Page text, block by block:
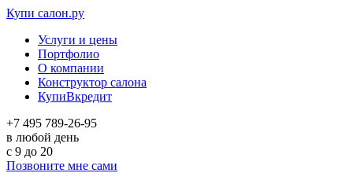
Купи салон.ру
Услуги и цены
Портфолио
О компании
Конструктор салона
КупиВкредит
+7 495 789-26-95
в любой день
c 9 до 20
Позвоните мне сами